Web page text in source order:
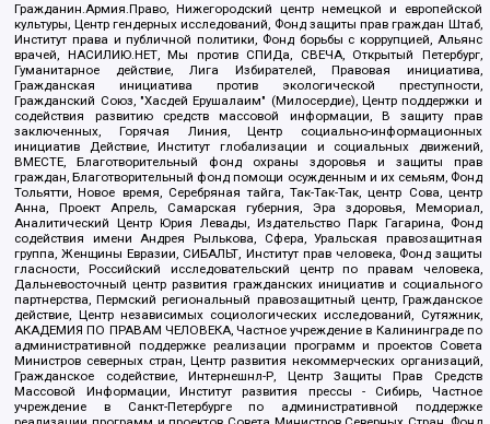
Гражданин.Армия.Право, Нижегородский центр немецкой и европейской
культуры, Центр гендерных исследований, Фонд защиты прав граждан Штаб,
Институт права и публичной политики, Фонд борьбы с коррупцией, Альянс
врачей, НАСИЛИЮ.НЕТ, Мы против СПИДа, СВЕЧА, Открытый Петербург,
Гуманитарное действие, Лига Избирателей, Правовая инициатива,
Гражданская инициатива против экологической преступности,
Гражданский Союз, "Хасдей Ерушалаим" (Милосердие), Центр поддержки и
содействия развитию средств массовой информации, В защиту прав
заключенных, Горячая Линия, Центр социально-информационных
инициатив Действие, Институт глобализации и социальных движений,
ВМЕСТЕ, Благотворительный фонд охраны здоровья и защиты прав
граждан, Благотворительный фонд помощи осужденным и их семьям, Фонд
Тольятти, Новое время, Серебряная тайга, Так-Так-Так, центр Сова, центр
Анна, Проект Апрель, Самарская губерния, Эра здоровья, Мемориал,
Аналитический Центр Юрия Левады, Издательство Парк Гагарина, Фонд
содействия имени Андрея Рылькова, Сфера, Уральская правозащитная
группа, Женщины Евразии, СИБАЛЬТ, Институт прав человека, Фонд защиты
гласности, Российский исследовательский центр по правам человека,
Дальневосточный центр развития гражданских инициатив и социального
партнерства, Пермский региональный правозащитный центр, Гражданское
действие, Центр независимых социологических исследований, Сутяжник,
АКАДЕМИЯ ПО ПРАВАМ ЧЕЛОВЕКА, Частное учреждение в Калининграде по
административной поддержке реализации программ и проектов Совета
Министров северных стран, Центр развития некоммерческих организаций,
Гражданское содействие, Интернешнл-Р, Центр Защиты Прав Средств
Массовой Информации, Институт развития прессы - Сибирь, Частное
учреждение в Санкт-Петербурге по административной поддержке